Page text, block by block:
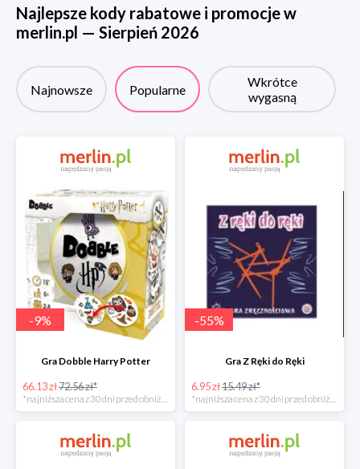
Najlepsze kody rabatowe i promocje w
merlin.pl — Sierpień 2026
Najnowsze Popularne
Wkrótce
wygasną
-9%
Gra Dobble Harry Potter
66.13 zł72.56 zł*
*najniższa cena z 30 dni przed obniżką
-55%
Gra Z Ręki do Ręki
6.95 zł15.49 zł*
*najniższa cena z 30 dni przed obniżką